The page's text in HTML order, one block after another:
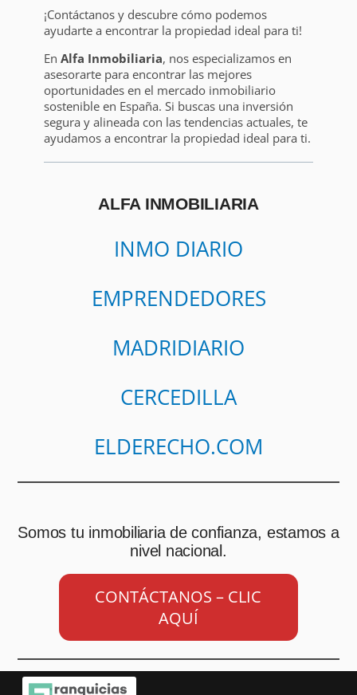
¡Contáctanos y descubre cómo podemos
ayudarte a encontrar la propiedad ideal para ti!
En Alfa Inmobiliaria, nos especializamos en
asesorarte para encontrar las mejores
oportunidades en el mercado inmobiliario
sostenible en España. Si buscas una inversión
segura y alineada con las tendencias actuales, te
ayudamos a encontrar la propiedad ideal para ti.
ALFA INMOBILIARIA
INMO DIARIO
EMPRENDEDORES
MADRIDIARIO
CERCEDILLA
ELDERECHO.COM
Somos tu inmobiliaria de confianza, estamos a
nivel nacional.
CONTÁCTANOS – CLIC
AQUÍ